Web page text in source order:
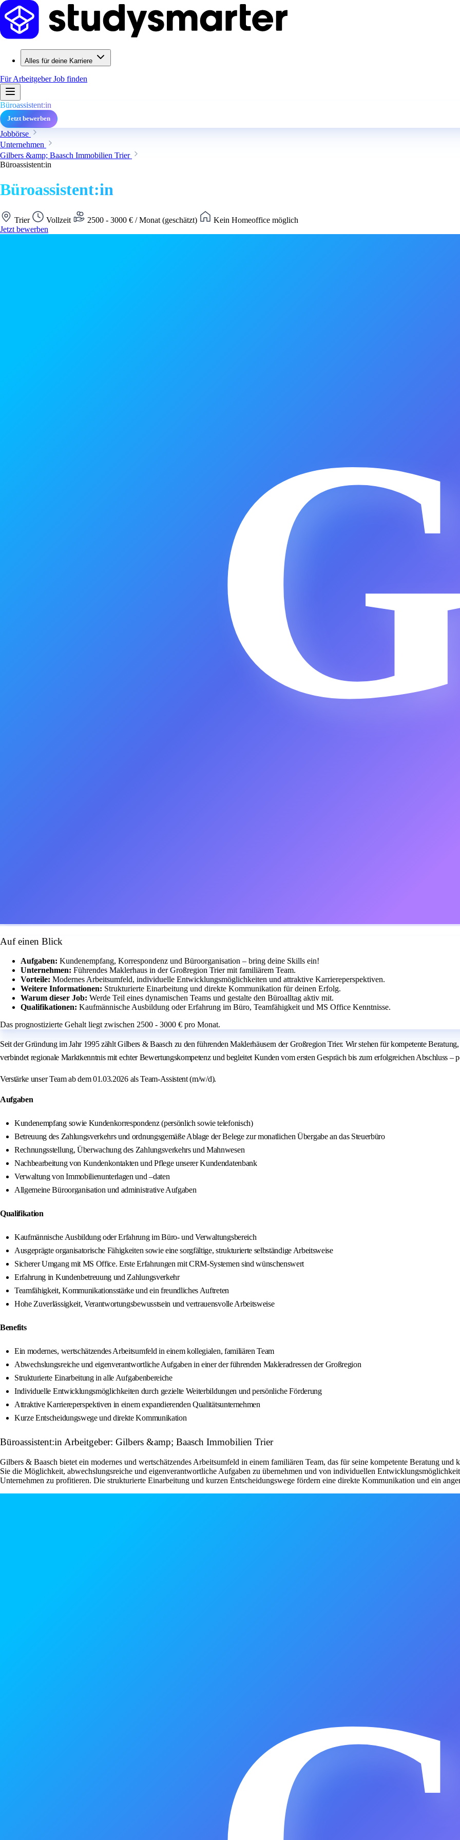
Alles für deine Karriere
Für ArbeitgeberJob finden
Büroassistent:in
Jetzt bewerben
Jobbörse
Unternehmen
Gilbers &amp; Baasch Immobilien Trier
Büroassistent:in
Büroassistent:in
Trier Vollzeit 2500 - 3000 € / Monat (geschätzt)
Kein Homeoffice möglich
Jetzt bewerben
Auf einen Blick
Aufgaben: Kundenempfang, Korrespondenz und Büroorganisation – bring deine Skills ein!
Unternehmen: Führendes Maklerhaus in der Großregion Trier mit familiärem Team.
Vorteile: Modernes Arbeitsumfeld, individuelle Entwicklungsmöglichkeiten und attraktive Karriereperspektiven.
Weitere Informationen: Strukturierte Einarbeitung und direkte Kommunikation für deinen Erfolg.
Warum dieser Job: Werde Teil eines dynamischen Teams und gestalte den Büroalltag aktiv mit.
Qualifikationen: Kaufmännische Ausbildung oder Erfahrung im Büro, Teamfähigkeit und MS Office Kenntnisse.
Das prognostizierte Gehalt liegt zwischen 2500 - 3000 € pro Monat.
Seit der Gründung im Jahr 1995 zählt Gilbers & Baasch zu den führenden Maklerhäusern der Großregion Trier. Wir stehen für kompetente
verbindet regionale Marktkenntnis mit echter Bewertungskompetenz und begleitet Kunden vom ersten Gespräch bis zum erfolgreichen Abschluss –
Verstärke unser Team ab dem 01.03.2026 als Team-Assistent (m/w/d).
Aufgaben
Kundenempfang sowie Kundenkorrespondenz (persönlich sowie telefonisch)
Betreuung des Zahlungsverkehrs und ordnungsgemäße Ablage der Belege zur monatlichen Übergabe an das Steuerbüro
Rechnungsstellung, Überwachung des Zahlungsverkehrs und Mahnwesen
Nachbearbeitung von Kundenkontakten und Pflege unserer Kundendatenbank
Verwaltung von Immobilienunterlagen und –daten
Allgemeine Büroorganisation und administrative Aufgaben
Qualifikation
Kaufmännische Ausbildung oder Erfahrung im Büro- und Verwaltungsbereich
Ausgeprägte organisatorische Fähigkeiten sowie eine sorgfältige, strukturierte selbständige Arbeitsweise
Sicherer Umgang mit MS Office. Erste Erfahrungen mit CRM-Systemen sind wünschenswert
Erfahrung in Kundenbetreuung und Zahlungsverkehr
Teamfähigkeit, Kommunikationsstärke und ein freundliches Auftreten
Hohe Zuverlässigkeit, Verantwortungsbewusstsein und vertrauensvolle Arbeitsweise
Benefits
Ein modernes, wertschätzendes Arbeitsumfeld in einem kollegialen, familiären Team
Abwechslungsreiche und eigenverantwortliche Aufgaben in einer der führenden Makleradressen der Großregion
Strukturierte Einarbeitung in alle Aufgabenbereiche
Individuelle Entwicklungsmöglichkeiten durch gezielte Weiterbildungen und persönliche Förderung
Attraktive Karriereperspektiven in einem expandierenden Qualitätsunternehmen
Kurze Entscheidungswege und direkte Kommunikation
Büroassistent:in Arbeitgeber: Gilbers &amp; Baasch Immobilien Trier
Gilbers & Baasch bietet ein modernes und wertschätzendes Arbeitsumfeld in einem familiären Team, das für seine kompetente Beratung
Sie die Möglichkeit, abwechslungsreiche und eigenverantwortliche Aufgaben zu übernehmen und von individuellen
Unternehmen zu profitieren. Die strukturierte Einarbeitung und kurzen Entscheidungswege fördern eine direkte Kommunikation und ein